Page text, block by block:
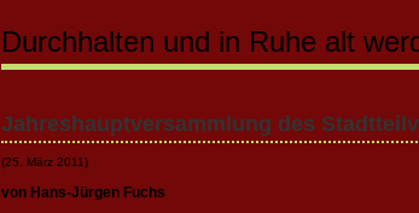
Durchhalten und in Ruhe alt
Jahreshauptversammlung des
(25. März 2011)
von Hans-Jürgen Fuchs